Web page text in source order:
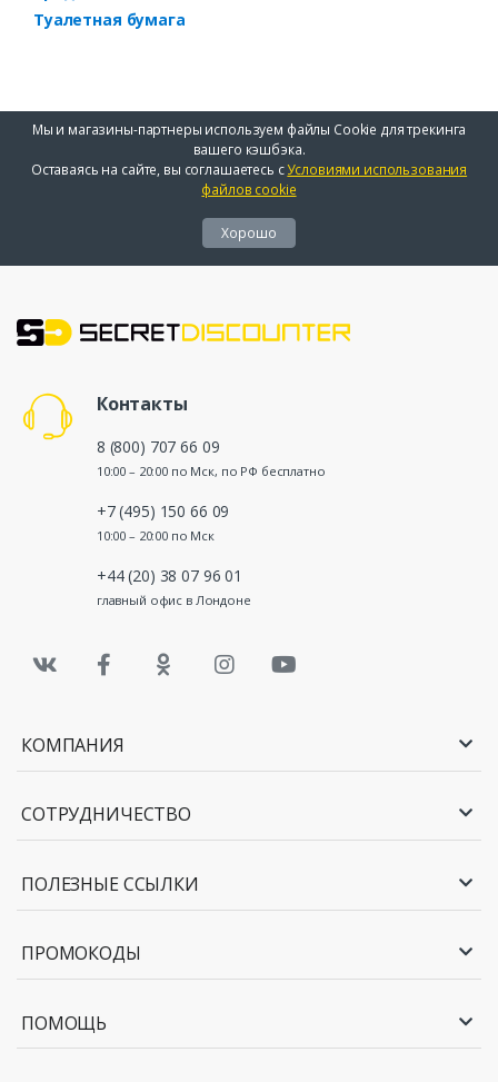
Туалетная бумага
Мы и магазины-партнеры используем файлы Cookie для трекинга
вашего кэшбэка.
Оставаясь на сайте, вы соглашаетесь сУсловиями использования
файлов cookie
Хорошо
Контакты
8 (800) 707 66 09
10:00 – 20:00 по Мск, по РФ бесплатно
+7 (495) 150 66 09
10:00 – 20:00 по Мск
+44 (20) 38 07 96 01
главный офис в Лондоне
КОМПАНИЯ
СОТРУДНИЧЕСТВО
ПОЛЕЗНЫЕ ССЫЛКИ
ПРОМОКОДЫ
ПОМОЩЬ